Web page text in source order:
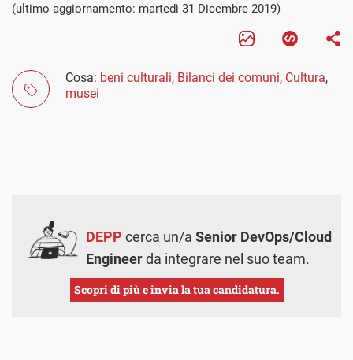
(ultimo aggiornamento: martedì 31 Dicembre 2019)
Cosa: beni culturali, Bilanci dei comuni, Cultura,
musei
DEPP cerca un/a Senior DevOps/Cloud
Engineerda integrare nel suo team.
Scopri di più e invia la tua candidatura.